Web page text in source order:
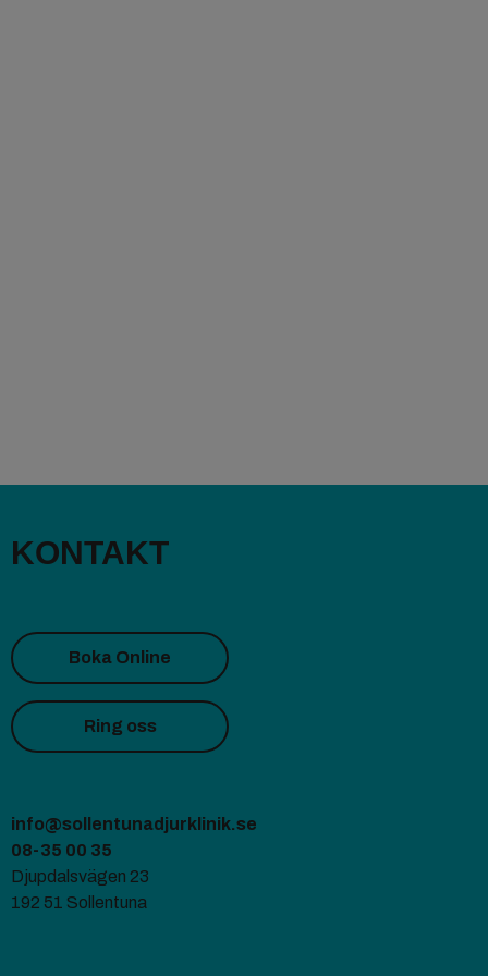
KONTAKT
Boka Online
Ring oss
info@sollentunadjurklinik.se
08-35 00 35
Djupdalsvägen 23
192 51 Sollentuna